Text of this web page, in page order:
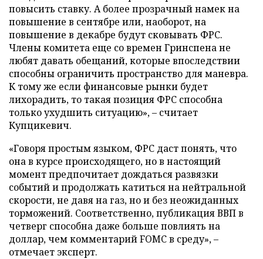
повысить ставку. А более прозрачный намек на
повышение в сентябре или, наоборот, на
повышение в декабре будут сковывать ФРС.
Члены комитета еще со времен Гринспена не
любят давать обещаний, которые впоследствии
способны ограничить пространство для маневра.
К тому же если финансовые рынки будет
лихорадить, то такая позиция ФРС способна
только ухудшить ситуацию», – считает
Купцикевич.
«Говоря простым языком, ФРС даст понять, что
она в курсе происходящего, но в настоящий
момент предпочитает дождаться развязки
событий и продолжать катиться на нейтральной
скорости, не давя на газ, но и без неожиданных
торможений. Соответственно, публикация ВВП в
четверг способна даже больше повлиять на
доллар, чем комментарий FOMC в среду», –
отмечает эксперт.